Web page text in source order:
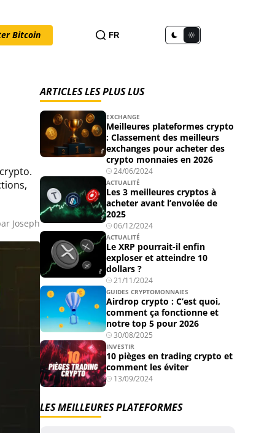
Bitcoin FR
Joseph
ARTICLES LES PLUS LUS
EXCHANGE
Meilleures plateformes crypto
: Classement des meilleurs
exchanges pour acheter des
crypto monnaies en 2026
24/06/2024
ACTUALITÉ
Les 3 meilleures cryptos à
acheter avant l’envolée de
2025
06/12/2024
ACTUALITÉ
Le XRP pourrait-il enfin
exploser et atteindre 10
dollars ?
21/11/2024
GUIDES CRYPTOMONNAIES
Airdrop crypto : C’est quoi,
comment ça fonctionne et
notre top 5 pour 2026
30/08/2025
INVESTIR
10 pièges en trading crypto et
comment les éviter
13/09/2024
LES MEILLEURES PLATEFORMES